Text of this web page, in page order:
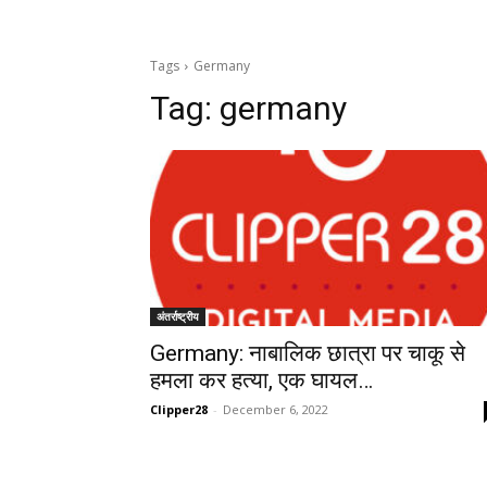
Tags Germany
Tag: germany
अंतर्राष्ट्रीय
Germany: नाबालिक छात्रा पर चाकू से
हमला कर हत्या, एक घायल…
Clipper28 - December 6, 2022